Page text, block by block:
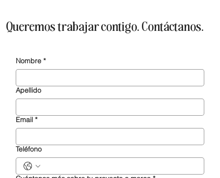
Queremos trabajar contigo. Contáctanos.
Nombre *
Apellido
Email *
Teléfono